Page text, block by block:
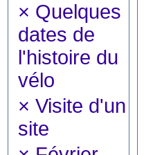
× Quelques
dates de
l'histoire du
vélo
× Visite d'un
site